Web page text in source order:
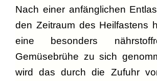
Nach einer anfänglichen
den Zeitraum des Heilfastens
eine besonders
Gemüsebrühe zu sich
wird das durch die Zufuhr